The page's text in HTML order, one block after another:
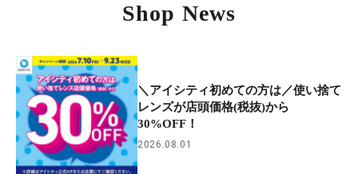
Shop News
＼アイシティ初めての方は／使い捨て
レンズが店頭価格(税抜)から
30%OFF！
2026.08.01